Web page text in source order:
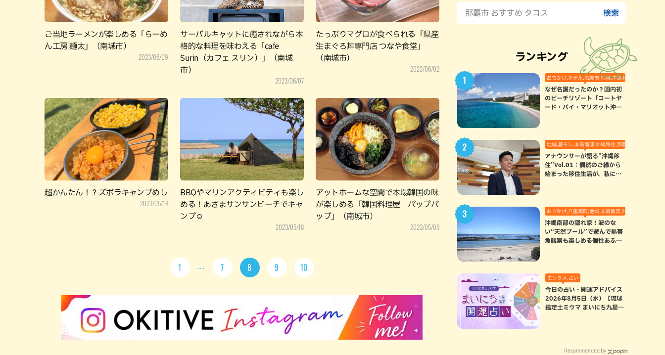
ご当地ラーメンが楽しめる「らーめ
ん工房 麺太」（南城市）
2023/06/09
サーバルキャットに癒されながら本
格的な料理を味わえる「cafe
Surin（カフェ スリン）」（南城
市）
2023/06/07
たっぷりマグロが食べられる「県産
生まぐろ丼専門店 つなや食堂」
（南城市）
2023/06/02
超かんたん！？ズボラキャンプめし
2023/05/18
BBQやマリンアクティビティも楽し
める！あざまサンサンビーチでキャ
ンプ☺
2023/05/18
アットホームな空間で本場韓国の味
が楽しめる「韓国料理屋 パップパ
ップ」（南城市）
2023/05/06
1 7 8 9 10
ランキング
おでかけ,ホテル,名護市,地域,本島北部
なぜ名護だったのか？国内初
のビーチリゾート「コートヤ
ード・バイ・マリオット沖縄
地域,暮らし,本島南部,沖縄移住,那覇市
アナウンサーが語る”沖縄移
住”Vol.01：偶然のご縁から
始まった移住生活が、私にと
おでかけ,八重瀬町,地域,本島南部,沖縄の海,自然
沖縄南部の隠れ家！波のな
い“天然プール”で遊んで熱帯
魚観察も楽しめる個性あふれ
エンタメ,占い
今日の占い・開運アドバイス
2026年8月5日（水）【琉球
鑑定士ミウマ まいにち九星気
Recommended by